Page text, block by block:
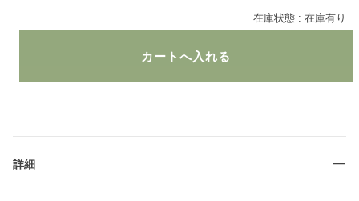
在庫状態 : 在庫有り
詳細